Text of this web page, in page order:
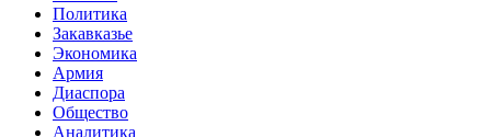
Политика
Закавказье
Экономика
Армия
Диаспора
Общество
Аналитика